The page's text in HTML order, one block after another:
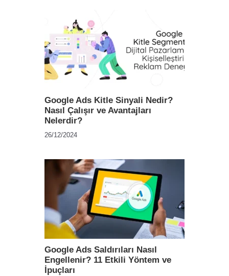
Google Ads Kitle Sinyali Nedir?
Nasıl Çalışır ve Avantajları
Nelerdir?
26/12/2024
Google Ads Saldırıları Nasıl
Engellenir? 11 Etkili Yöntem ve
İpuçları